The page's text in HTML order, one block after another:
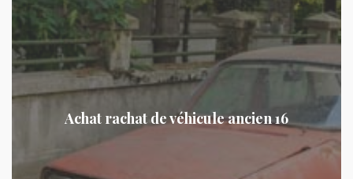
Achat rachat de véhicule ancien 16